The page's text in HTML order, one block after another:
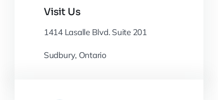
Visit Us
1414 Lasalle Blvd. Suite 201
Sudbury, Ontario